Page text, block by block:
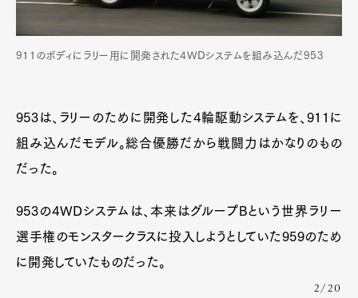
911のボディにラリー用に開発された4WDシステムを組み込んだ953
953は、ラリーのために開発した4輪駆動システムを、911に
組み込んだモデル。総合優勝だから戦闘力はかなりのもの
だった。
953の4WDシステムは、本来はグループBという世界ラリー
選手権のモンスタークラスに投入しようとしていた959のため
に開発していたものだった。
2/20